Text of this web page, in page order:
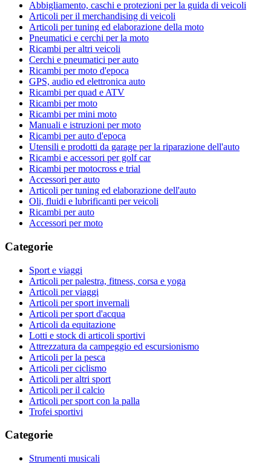
Abbigliamento, caschi e protezioni per la guida di veicoli
Articoli per il merchandising di veicoli
Articoli per tuning ed elaborazione della moto
Pneumatici e cerchi per la moto
Ricambi per altri veicoli
Cerchi e pneumatici per auto
Ricambi per moto d'epoca
GPS, audio ed elettronica auto
Ricambi per quad e ATV
Ricambi per moto
Ricambi per mini moto
Manuali e istruzioni per moto
Ricambi per auto d'epoca
Utensili e prodotti da garage per la riparazione dell'auto
Ricambi e accessori per golf car
Ricambi per motocross e trial
Accessori per auto
Articoli per tuning ed elaborazione dell'auto
Oli, fluidi e lubrificanti per veicoli
Ricambi per auto
Accessori per moto
Categorie
Sport e viaggi
Articoli per palestra, fitness, corsa e yoga
Articoli per viaggi
Articoli per sport invernali
Articoli per sport d'acqua
Articoli da equitazione
Lotti e stock di articoli sportivi
Attrezzatura da campeggio ed escursionismo
Articoli per la pesca
Articoli per ciclismo
Articoli per altri sport
Articoli per il calcio
Articoli per sport con la palla
Trofei sportivi
Categorie
Strumenti musicali